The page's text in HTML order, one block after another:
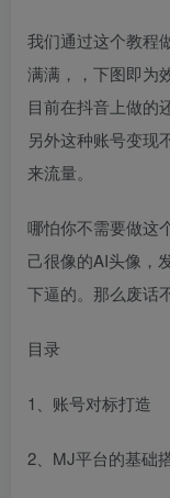
我们通过这个教程
满满，，下图即为
目前在抖音上做的
另外这种账号变现
来流量。
哪怕你不需要做这
己很像的AI头像，
下逼的。那么废话
目录
1、账号对标打造
2、MJ平台的基础